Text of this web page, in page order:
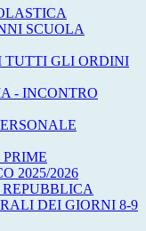
SCUOLA
TUTTI GLI ORDINI
- INCONTRO
2025/2026
DEI GIORNI 8-9